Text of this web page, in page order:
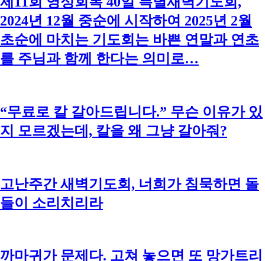
2024년 12월 중순에 시작하여 2025년 2월
초순에 마치는 기도회는 바쁜 연말과 연초
를 주님과 함께 한다는 의미로…
“무료로 칼 갈아드립니다.” 무슨 이유가 있
지 모르겠는데, 칼을 왜 그냥 갈아줘?
고난주간 새벽기도회, 너희가 침묵하면 돌
들이 소리치리라
까마귀가 문제다. 고쳐 놓으면 또 망가트리